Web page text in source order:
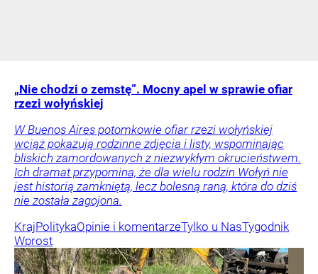
„Nie chodzi o zemstę”. Mocny apel w sprawie ofiar
rzezi wołyńskiej
W Buenos Aires potomkowie ofiar rzezi wołyńskiej
wciąż pokazują rodzinne zdjęcia i listy, wspominając
bliskich zamordowanych z niezwykłym okrucieństwem.
Ich dramat przypomina, że dla wielu rodzin Wołyń nie
jest historią zamkniętą, lecz bolesną raną, która do dziś
nie została zagojona.
KrajPolitykaOpinie i komentarzeTylko u NasTygodnik
Wprost